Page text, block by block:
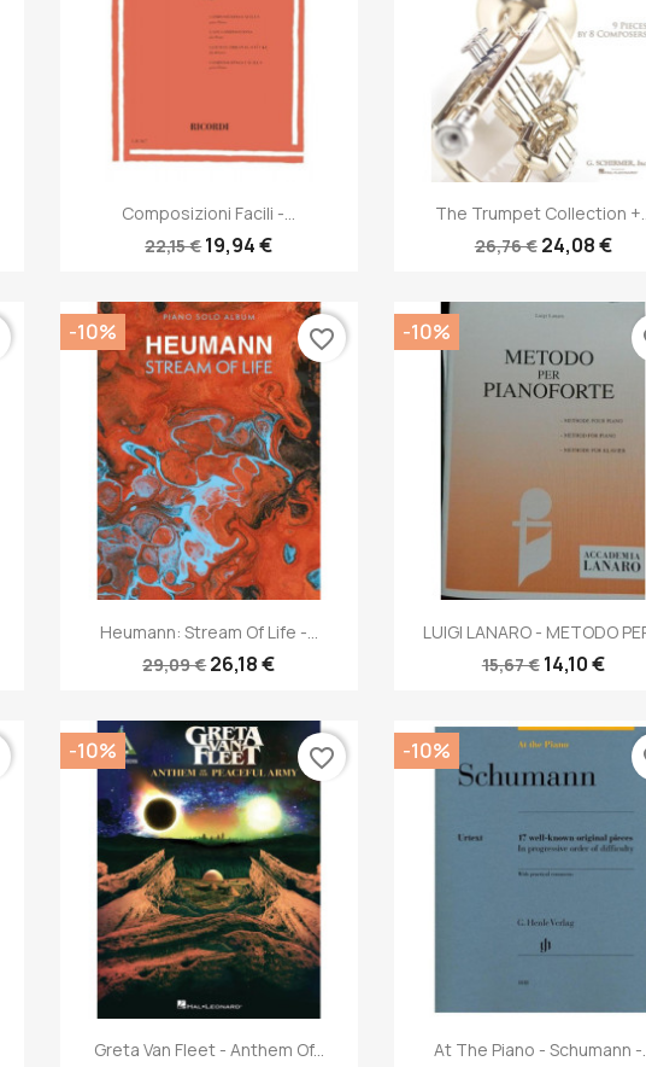
Anteprima
Composizioni Facili -...
22,15 €19,94 €
Anteprima
The Trumpet Collection +...
26,76 € 24,08 €
Anteprima
Heumann: Stream Of Life -...
29,09 €26,18 €
-10% favorite_border
Anteprima
LUIGI LANARO - METODO
15,67 € 14,10 €
-10%
 Anteprima
Greta Van Fleet - Anthem Of...
-10% favorite_border
Anteprima
At The Piano - Schumann -
-10%